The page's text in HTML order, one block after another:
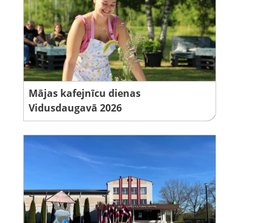
Mājas kafejnīcu dienas
Vidusdaugavā 2026